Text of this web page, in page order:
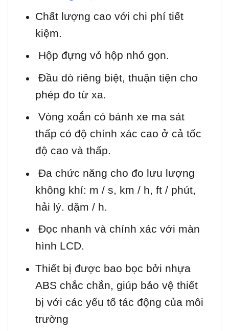
Chất lượng cao với chi phí tiết
kiệm.
Hộp đựng vỏ hộp nhỏ gọn.
Đầu dò riêng biệt, thuận tiện cho
phép đo từ xa.
Vòng xoắn có bánh xe ma sát
thấp có độ chính xác cao ở cả tốc
độ cao và thấp.
Đa chức năng cho đo lưu lượng
không khí: m / s, km / h, ft / phút,
hải lý. dặm / h.
Đọc nhanh và chính xác với màn
hình LCD.
Thiết bị được bao bọc bởi nhựa
ABS chắc chắn, giúp bảo vệ thiết
bị với các yếu tố tác động của môi
trường